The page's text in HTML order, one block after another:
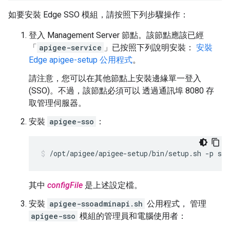
如要安裝 Edge SSO 模組，請按照下列步驟操作：
登入 Management Server 節點。該節點應該已經
「 apigee-service 」已按照下列說明安裝： 安裝
Edge apigee-setup 公用程式。
請注意，您可以在其他節點上安裝邊緣單一登入
(SSO)。不過，該節點必須可以 透過通訊埠 8080 存
取管理伺服器。
安裝 apigee-sso ：
/opt/apigee/apigee-setup/bin/setup.sh -p
其中 configFile 是上述設定檔。
安裝 apigee-ssoadminapi.sh 公用程式， 管理
apigee-sso 模組的管理員和電腦使用者：